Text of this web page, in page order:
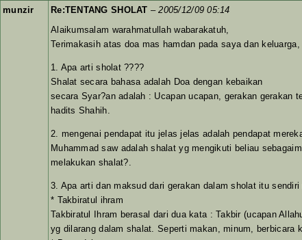
munzir
Re:TENTANG SHOLAT –2005/12/09 05:14
Alaikumsalam warahmatullah wabarakatuh,
Terimakasih atas doa mas hamdan pada saya dan keluarga,
1. Apa arti sholat ????
Shalat secara bahasa adalah Doa dengan kebaikan
secara Syar?an adalah : Ucapan ucapan, gerakan gerakan
hadits Shahih.
2. mengenai pendapat itu jelas jelas adalah pendapat
Muhammad saw adalah shalat yg mengikuti beliau
melakukan shalat?.
3. Apa arti dan maksud dari gerakan dalam sholat itu
* Takbiratul ihram
Takbiratul Ihram berasal dari dua kata : Takbir (ucapan
yg dilarang dalam shalat. Seperti makan, minum,